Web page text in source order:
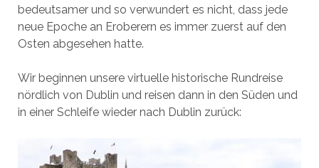
bedeutsamer und so verwundert es nicht, dass jede
neue Epoche an Eroberern es immer zuerst auf den
Osten abgesehen hatte.
Wir beginnen unsere virtuelle historische Rundreise
nördlich von Dublin und reisen dann in den Süden und
in einer Schleife wieder nach Dublin zurück: